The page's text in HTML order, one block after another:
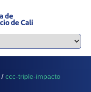
/ ccc-triple-impacto